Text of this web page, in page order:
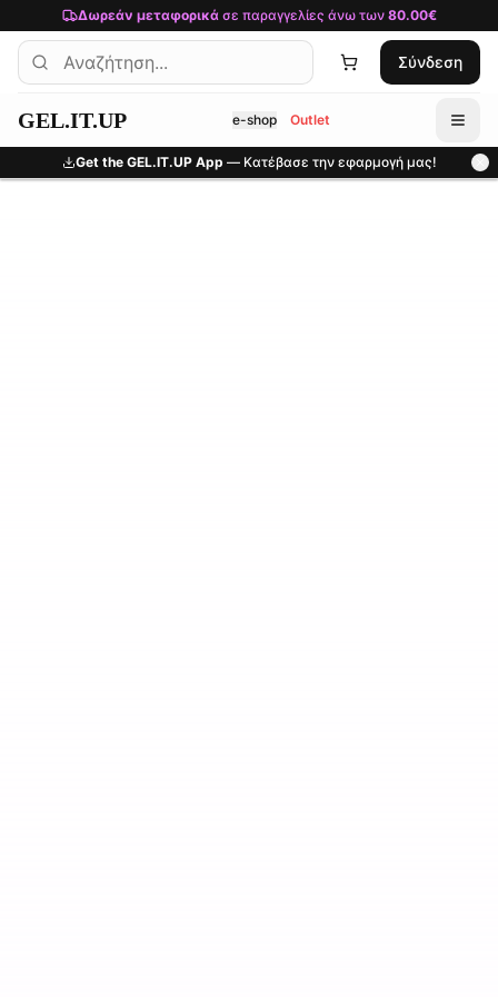
Μετάβαση στο κύριο περιεχόμενο
Δωρεάν μεταφορικάσε παραγγελίες άνω των 80.00€
Σύνδεση
GEL.IT.UP e-shop Outlet
Get the GEL.IT.UP App — Κατέβασε την εφαρμογή μας!